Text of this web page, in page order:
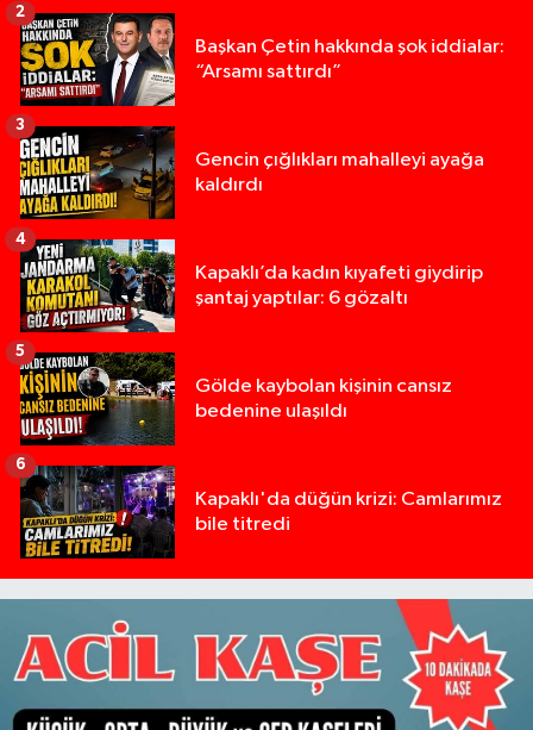
Başkan Çetin hakkında şok iddialar:
“Arsamı sattırdı”
2
Gencin çığlıkları mahalleyi ayağa
kaldırdı
3
Kapaklı’da kadın kıyafeti giydirip
şantaj yaptılar: 6 gözaltı
4
Gölde kaybolan kişinin cansız
bedenine ulaşıldı
5
Kapaklı'da düğün krizi: Camlarımız
bile titredi
6